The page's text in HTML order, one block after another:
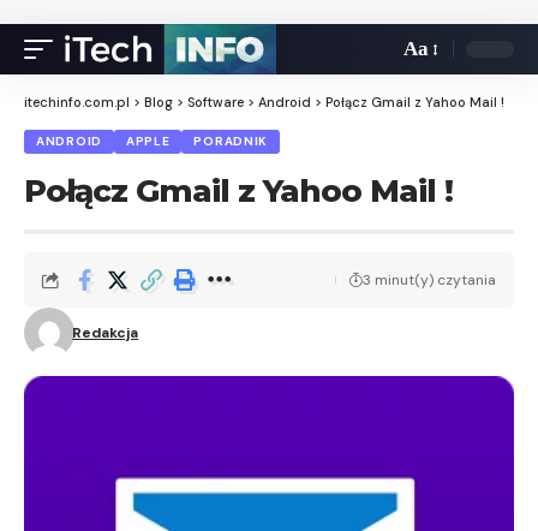
Aa
itechinfo.com.pl > Blog > Software > Android > Połącz Gmail z Yahoo Mail !
ANDROID APPLE PORADNIK
Połącz Gmail z Yahoo Mail !
Redakcja
3 minut(y) czytania